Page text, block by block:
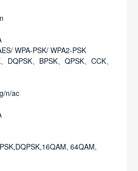
WPA-PSK/ WPA2-PSK
DQPSK、BPSK、QPSK、CCK、
n/ac
64QAM,